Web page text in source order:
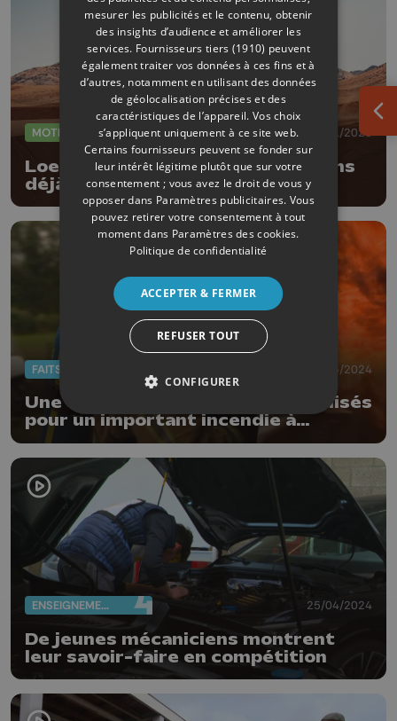
MOTEUR 06/01/2025
Loeb et Lurquin: "Nous nous étions
déjà résignés à l'abandon"
FAITS DIVERS 15/05/2024
Une trentaine de pompiers mobilisés
pour un important incendie à
ENSEIGNEMENT 25/04/2024
De jeunes mécaniciens montrent
leur savoir-faire en compétition
mesurer les publicités et le contenu, obtenir
des insights d’audience et améliorer les
services. Fournisseurs tiers (1910) peuvent
également traiter vos données à ces fins et à
d’autres, notamment en utilisant des données
de géolocalisation précises et des
caractéristiques de l’appareil. Vos choix
s’appliquent uniquement à ce site web.
Certains fournisseurs peuvent se fonder sur
leur intérêt légitime plutôt que sur votre
consentement ; vous avez le droit de vous y
opposer dans Paramètres publicitaires. Vous
pouvez retirer votre consentement à tout
moment dans Paramètres des cookies.
Politique de confidentialité
ACCEPTER & FERMER
REFUSER TOUT
CONFIGURER